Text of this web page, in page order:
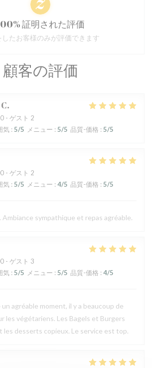
顧客の評価
C
- ゲスト 2
気 : 5/5 メニュー : 5/5 品質-価格 : 5/5
- ゲスト 2
気 : 5/5 メニュー : 4/5 品質-価格 : 5/5
Ambiance sympathique et repas agréable.
- ゲスト 3
気 : 5/5 メニュー : 5/5 品質-価格 : 4/5
agréable moment, il y a beaucoup de
les végétariens. Les Bagels et Burgers
les desserts copieux. Le service est top.
証明された評価
したお客様のみが評価できます